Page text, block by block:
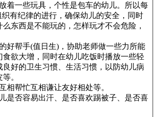
着一些玩具，个性是包车的幼儿。所以每
有纪律的进行，确保幼儿的安全，同时
东西是不能玩的，怎样玩才不会危险，
好帮手(值日生)，协助老师做一些力所能
欲大增，同时在幼儿吃饭时播放一些轻
好的卫生习惯、生活习惯，以防幼儿病
。
帮忙互相谦让友好相处等。
是否容易出汗、是否喜欢踢被子、是否喜